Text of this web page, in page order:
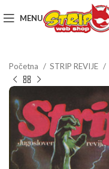
MENU
Početna STRIP REVIJE